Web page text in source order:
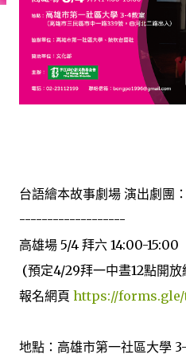
台語繪本故事劇場 演出劇團
-------------------
高雄場 5/4 拜六 14:00-15:00
(預定4/29拜一中晝12點開放
報名網頁 https://forms.gle/
地點：高雄市第一社區大學